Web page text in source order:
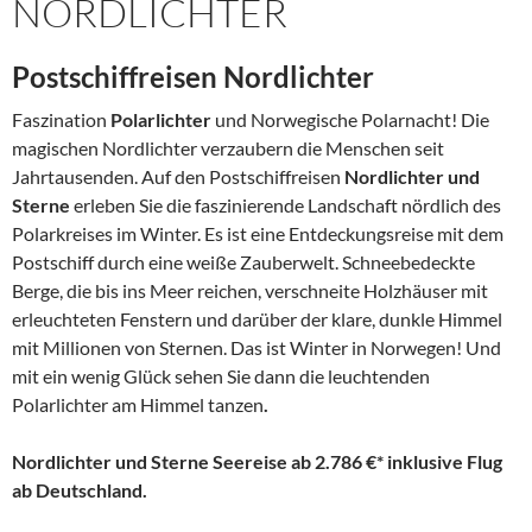
NORDLICHTER
Postschiffreisen Nordlichter
Faszination Polarlichter und Norwegische Polarnacht! Die
magischen Nordlichter verzaubern die Menschen seit
Jahrtausenden. Auf den Postschiffreisen Nordlichter und
Sterne erleben Sie die faszinierende Landschaft nördlich des
Polarkreises im Winter. Es ist eine Entdeckungsreise mit dem
Postschiff durch eine weiße Zauberwelt. Schneebedeckte
Berge, die bis ins Meer reichen, verschneite Holzhäuser mit
erleuchteten Fenstern und darüber der klare, dunkle Himmel
mit Millionen von Sternen. Das ist Winter in Norwegen! Und
mit ein wenig Glück sehen Sie dann die leuchtenden
Polarlichter am Himmel tanzen.
Nordlichter und Sterne Seereise ab 2.786 €* inklusive Flug
ab Deutschland.